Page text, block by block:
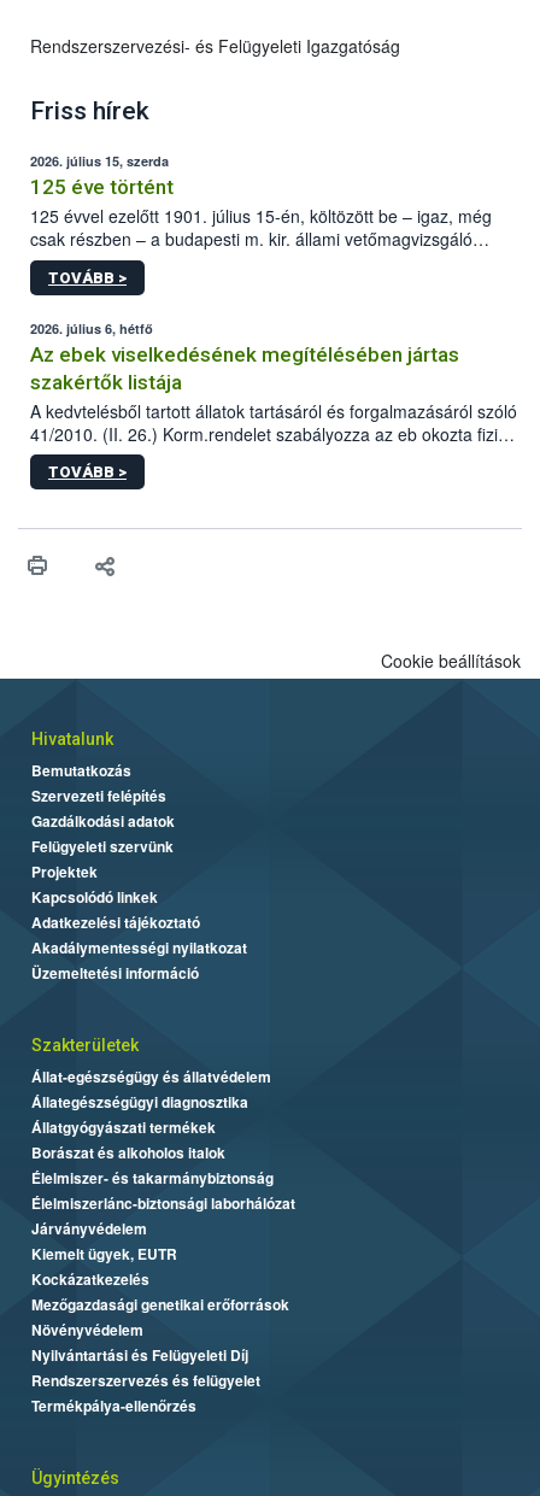
Rendszerszervezési- és Felügyeleti Igazgatóság
Friss hírek
2026. július 15, szerda
125 éve történt
125 évvel ezelőtt 1901. július 15-én, költözött be – igaz, még
csak részben – a budapesti m. kir. állami vetőmagvizsgáló
állomás a Kis Rókus utca 15. szám alatti, Czigler Győző által
tervezett új épületébe.
TOVÁBB >
2026. július 6, hétfő
Az ebek viselkedésének megítélésében jártas
szakértők listája
A kedvtelésből tartott állatok tartásáról és forgalmazásáról szóló
41/2010. (II. 26.) Korm.rendelet szabályozza az eb okozta fizikai
sérülés, illetve ennek veszélye keletkezésekor felmerülő
hatósági feladatokat, valamint a veszélyes eb tartását és annak
vonni az ebek viselkedésének megítélésében jártas szakértőt.
TOVÁBB >
Cookie beállítások
Hivatalunk
Bemutatkozás
Szervezeti felépítés
Gazdálkodási adatok
Felügyeleti szervünk
Projektek
Kapcsolódó linkek
Adatkezelési tájékoztató
Akadálymentességi nyilatkozat
Üzemeltetési információ
Szakterületek
Állat-egészségügy és állatvédelem
Állategészségügyi diagnosztika
Állatgyógyászati termékek
Borászat és alkoholos italok
Élelmiszer- és takarmánybiztonság
Élelmiszerlánc-biztonsági laborhálózat
Járványvédelem
Kiemelt ügyek, EUTR
Kockázatkezelés
Mezőgazdasági genetikai erőforrások
Növényvédelem
Nyilvántartási és Felügyeleti Díj
Rendszerszervezés és felügyelet
Termékpálya-ellenőrzés
Ügyintézés